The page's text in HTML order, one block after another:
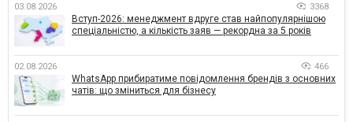
03.08.2026 3368
Вступ-2026: менеджмент вдруге став найпопулярнішою
спеціальністю, а кількість заяв — рекордна за 5 років
02.08.2026 466
WhatsApp прибиратиме повідомлення брендів з основних
чатів: що зміниться для бізнесу